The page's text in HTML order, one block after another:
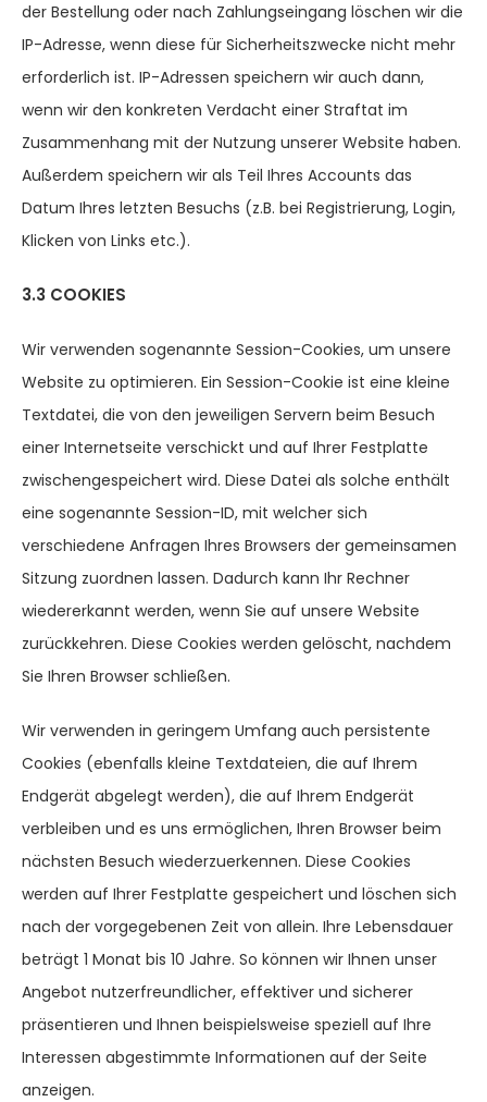
der Bestellung oder nach Zahlungseingang löschen wir die
IP-Adresse, wenn diese für Sicherheitszwecke nicht mehr
erforderlich ist. IP-Adressen speichern wir auch dann,
wenn wir den konkreten Verdacht einer Straftat im
Zusammenhang mit der Nutzung unserer Website haben.
Außerdem speichern wir als Teil Ihres Accounts das
Datum Ihres letzten Besuchs (z.B. bei Registrierung, Login,
Klicken von Links etc.).
3.3 COOKIES
Wir verwenden sogenannte Session-Cookies, um unsere
Website zu optimieren. Ein Session-Cookie ist eine kleine
Textdatei, die von den jeweiligen Servern beim Besuch
einer Internetseite verschickt und auf Ihrer Festplatte
zwischengespeichert wird. Diese Datei als solche enthält
eine sogenannte Session-ID, mit welcher sich
verschiedene Anfragen Ihres Browsers der gemeinsamen
Sitzung zuordnen lassen. Dadurch kann Ihr Rechner
wiedererkannt werden, wenn Sie auf unsere Website
zurückkehren. Diese Cookies werden gelöscht, nachdem
Sie Ihren Browser schließen.
Wir verwenden in geringem Umfang auch persistente
Cookies (ebenfalls kleine Textdateien, die auf Ihrem
Endgerät abgelegt werden), die auf Ihrem Endgerät
verbleiben und es uns ermöglichen, Ihren Browser beim
nächsten Besuch wiederzuerkennen. Diese Cookies
werden auf Ihrer Festplatte gespeichert und löschen sich
nach der vorgegebenen Zeit von allein. Ihre Lebensdauer
beträgt 1 Monat bis 10 Jahre. So können wir Ihnen unser
Angebot nutzerfreundlicher, effektiver und sicherer
präsentieren und Ihnen beispielsweise speziell auf Ihre
Interessen abgestimmte Informationen auf der Seite
anzeigen.